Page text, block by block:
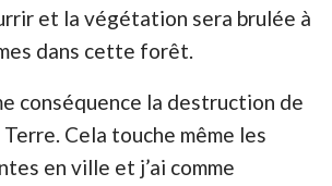
et la végétation sera brulée à
dans cette forêt.
conséquence la destruction de
Cela touche même les
en ville et j’ai comme